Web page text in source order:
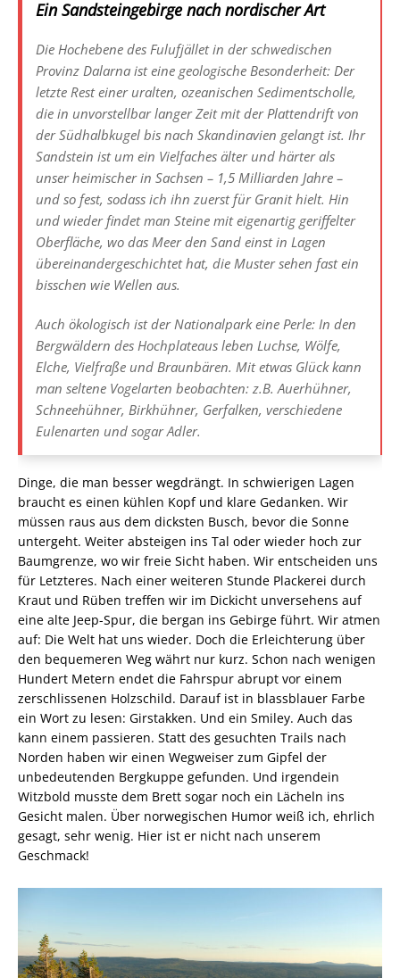
kann einem passieren. Statt des gesuchten Trails nach
unbedeutenden Bergkuppe gefunden. Und irgendein
Witzbold musste dem Brett sogar noch ein Lächeln ins
Gesicht malen. Über norwegischen Humor weiß ich, ehrlich
gesagt, sehr wenig. Hier ist er nicht nach unserem
Geschmack!
Zwei Stunden später – die Sonne berührt schon den
namenlosen Nachbarn unser Zelt auf. Wir sind am Ende
unserer Kräfte und trollen uns alsbald in die Schlafsäcke.
Wasser haben wir keins gefunden. Zum Abendbrot gibt´s
zwei Handvoll trockenes Müsli und den letzten Schluck aus
einer der beiden Trinkflaschen. Für den nächsten Tag
bleiben uns noch knapp anderthalb Liter übrig. Wir können
nur hoffen, dass einer der Bachläufe oben im Gebirge
Wasser führt. Der Himmel im Westen glüht im Abendlicht.
Keine Wolke ist zu sehen. Wahrscheinlich bleibt das Wetter
weiter sonnig.
Der älteste Baum der Welt